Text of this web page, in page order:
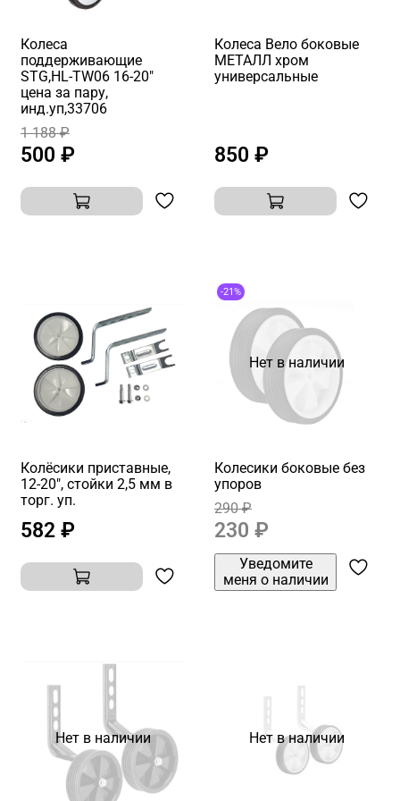
Колеса
поддерживающие
STG,HL-TW06 16-20"
цена за пару,
инд.уп,33706
1 188 ₽
500 ₽
Колеса Вело боковые
МЕТАЛЛ хром
универсальные
850 ₽
Колёсики приставные,
12-20", стойки 2,5 мм в
торг. уп.
582 ₽
Нет в наличии
-21%
Колесики боковые без
упоров
290 ₽
230 ₽
Уведомите
меня о наличии
Нет в наличии Нет в наличии